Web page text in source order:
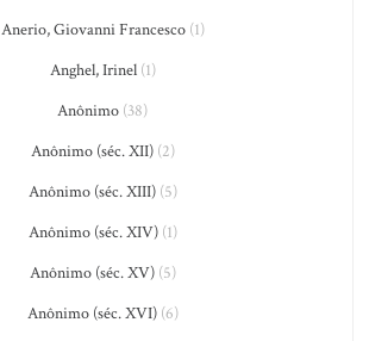
Anerio, Giovanni Francesco(1)
Anghel, Irinel(1)
Anônimo (38)
Anônimo (séc. XII)(2)
Anônimo (séc. XIII)(5)
Anônimo (séc. XIV)(1)
Anônimo (séc. XV)(5)
Anônimo (séc. XVI)(6)